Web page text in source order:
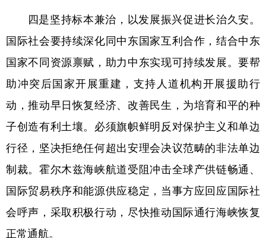
四是坚持标本兼治，以发展振兴促进长治久安。
国际社会要持续深化同中东国家互利合作，结合中东
国家不同资源禀赋，助力中东实现可持续发展。要帮
助冲突后国家开展重建，支持人道机构开展援助行
动，推动早日恢复经济、改善民生，为培育和平的种
子创造有利土壤。必须旗帜鲜明反对保护主义和单边
行径，坚决拒绝任何超出安理会决议范畴的非法单边
制裁。霍尔木兹海峡航道受阻冲击全球产供链畅通、
国际贸易秩序和能源供应稳定，当事方应回应国际社
会呼声，采取积极行动，尽快推动国际通行海峡恢复
正常通航。